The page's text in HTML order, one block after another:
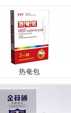
热奄包